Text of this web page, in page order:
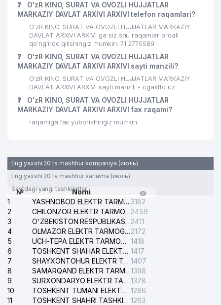
❓
O'zR KINO, SURAT VA OVOZLI HUJJATLAR
MARKAZIY DAVLAT ARXIVI ARXIVI telefon raqamlari?
O'zR KINO, SURAT VA OVOZLI HUJJATLAR MARKAZIY
DAVLAT ARXIVI ARXIVI ga siz shu raqamlar orqali
qo’ng’iroq qilishingiz mumkin: 71 2775589
❓
O'zR KINO, SURAT VA OVOZLI HUJJATLAR
MARKAZIY DAVLAT ARXIVI ARXIVI sayti manzili?
O'zR KINO, SURAT VA OVOZLI HUJJATLAR MARKAZIY
DAVLAT ARXIVI ARXIVI sayti manzili - cgakffd.uz
❓
O'zR KINO, SURAT VA OVOZLI HUJJATLAR
MARKAZIY DAVLAT ARXIVI ARXIVI fax raqami?
raqamiga fax yuborishingiz mumkin.
Eng yaxshi 20 ta mashhur kompaniya (июль)
Eng yaxshi 20 ta mashhur sarlavha (июль)
Saytdagi yangi tashkilotlar
№
Nomi
1
YASHNOBOD ELEKTR TARMOG'I NOSOZLIKLARI XIZMATI 3182
2
CHILONZOR ELEKTR TARMOG'I NOSOZLIK XIZMATI2459
3
O'ZBEKISTON RESPUBLIKASI BOSH PROKURATURASI ISHONCH TELEFONI2411
4
OLMAZOR ELEKTR TARMOG'I NOSOZLIKLARI XIZMATI2172
5
UCH-TEPA ELEKTR TARMOG'I NOSOZLIKLARI XIZMATI 1418
6
TOSHKENT SHAHAR ELEKTR TARMOQLARI KORXONASI AJ 1417
7
SHAYXONTOHUR ELEKTR TARMOG'I NOSOZLIKLARINI TUZATISH XIZMATI 1407
8
SAMARQAND ELEKTR TARMOQLARI AJ1398
9
SURXONDARYO ELEKTR TARMOQLARI AJ 1378
10
TOSHKENT TUMANI ELEKTR TARMOG'I AVARIYA XIZMATI 1286
11
TOSHKENT SHAHRI TASHKILOT TELEFONLARI HAQIDA MA'LUMOT BYUROSI 1263